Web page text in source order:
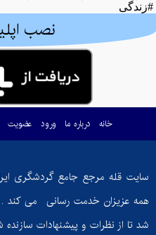
#زندگی
نصب
خانه درباره ما ورود عضویت
سایت قله مرجع جامع گردشگری
همه عزیزان خدمت رسانی می کند .
شد تا از نظرات و پیشنهادات